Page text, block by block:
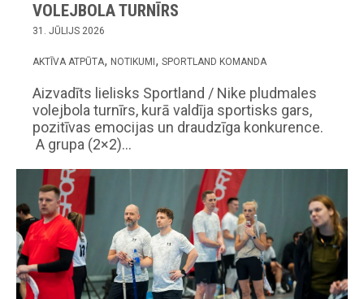
VOLEJBOLA TURNĪRS
31. JŪLIJS 2026
AKTĪVA ATPŪTA NOTIKUMI SPORTLAND KOMANDA
Aizvadīts lielisks Sportland / Nike pludmales
volejbola turnīrs, kurā valdīja sportisks gars,
pozitīvas emocijas un draudzīga konkurence.
A grupa (2×2)…